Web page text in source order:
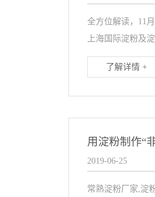
全方位解读，11
上海国际淀粉及
了解详情 +
用淀粉制作“
2019-06-25
常熟淀粉厂家,淀